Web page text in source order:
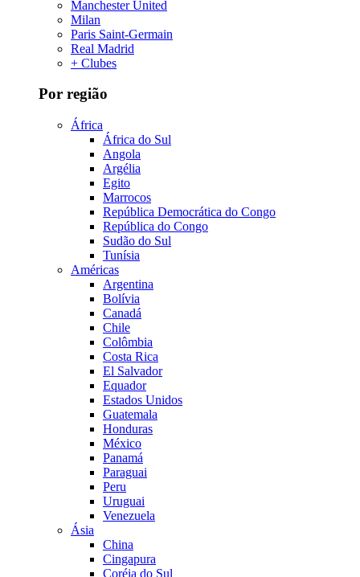
Manchester United
Milan
Paris Saint-Germain
Real Madrid
+ Clubes
Por região
África
África do Sul
Angola
Argélia
Egito
Marrocos
República Democrática do Congo
República do Congo
Sudão do Sul
Tunísia
Américas
Argentina
Bolívia
Canadá
Chile
Colômbia
Costa Rica
El Salvador
Equador
Estados Unidos
Guatemala
Honduras
México
Panamá
Paraguai
Peru
Uruguai
Venezuela
Ásia
China
Cingapura
Coréia do Sul